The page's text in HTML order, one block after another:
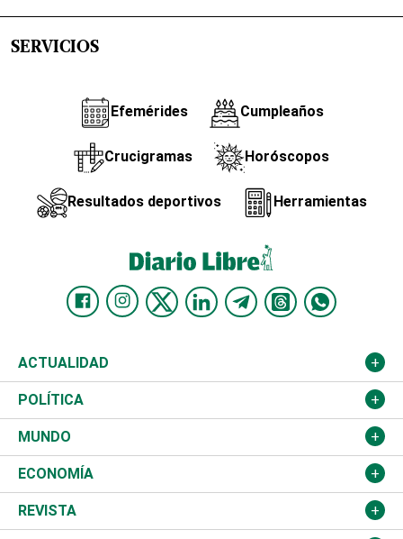
SERVICIOS
Efemérides Cumpleaños
Crucigramas Horóscopos
Resultados deportivos Herramientas
ACTUALIDAD
Nacional
Ciudad
Educación
Salud
POLÍTICA
Partidos
JCE
TSE
MUNDO
Estados Unidos
América Latina
ECONOMÍA
Finanzas
REVISTA